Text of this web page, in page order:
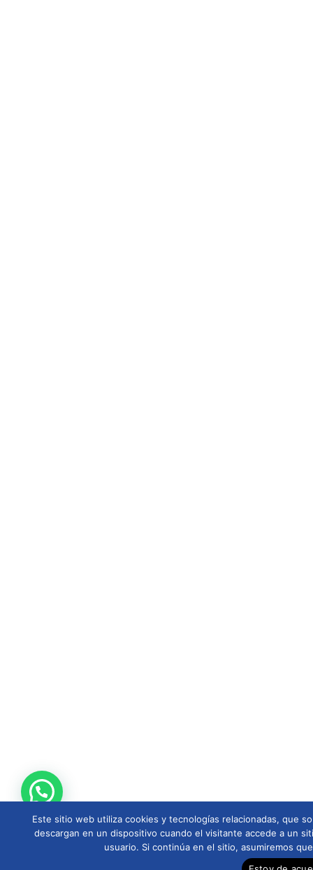
Este sitio web utiliza cookies y tecnologías relacionadas, que
descargan en un dispositivo cuando el visitante accede a un
usuario. Si continúa en el sitio, asumiremos